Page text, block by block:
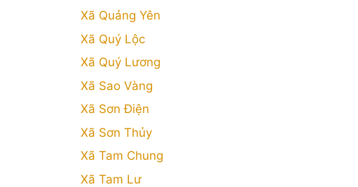
Xã Quảng Yên
Xã Quý Lộc
Xã Quý Lương
Xã Sao Vàng
Xã Sơn Điện
Xã Sơn Thủy
Xã Tam Chung
Xã Tam Lư